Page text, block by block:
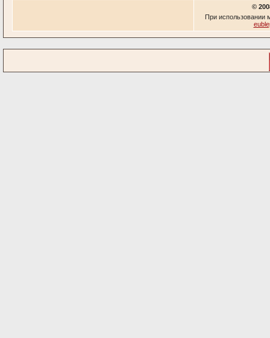
©
При использовании